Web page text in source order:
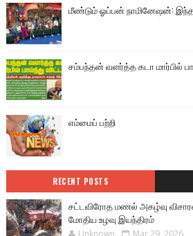
மீண்டும் ஓப்பன் நாமினேஷன்: இந்த
சம்பந்தன் வளர்த்த கடா மார்பில்
எம்மைப் பற்றி
RECENT POSTS
சட்டவிரோத மணல் அகழ்வு
மோதிய உழவு இயந்திரம்